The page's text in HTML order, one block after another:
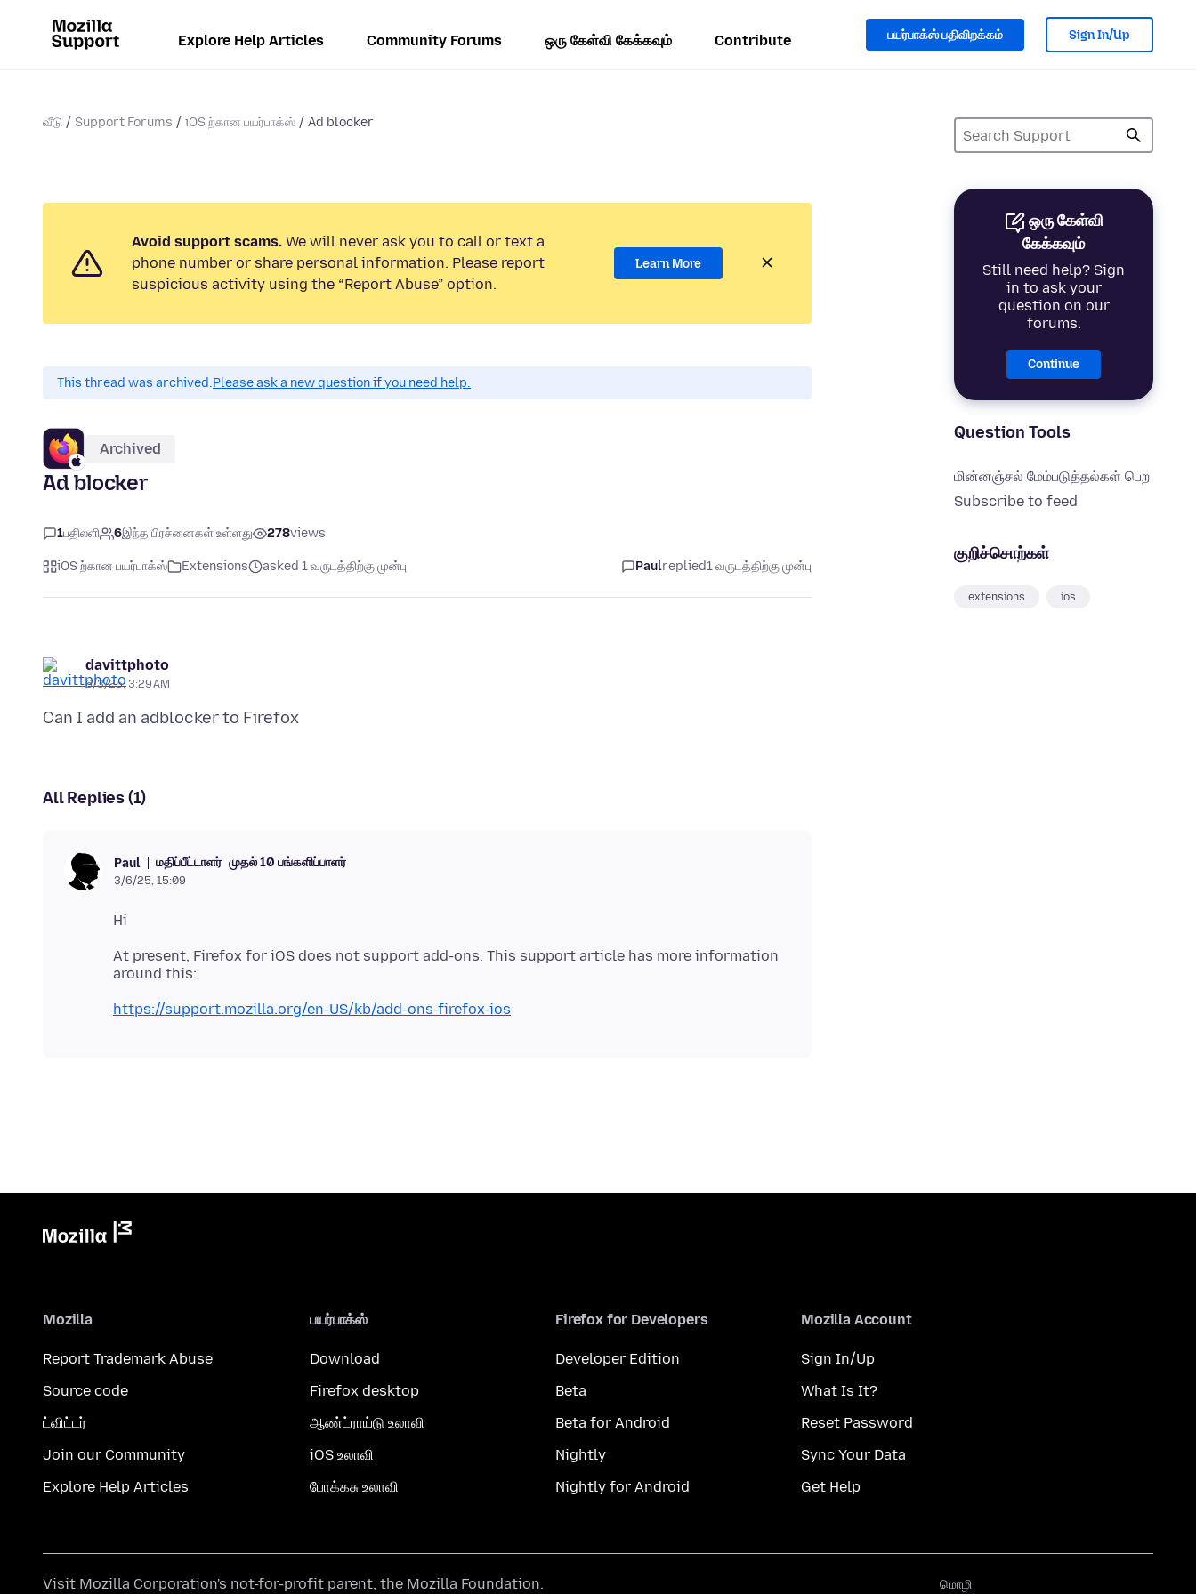
Explore Help Articles Community Forums ஒரு கேள்வி கேக்கவும் Contribute பயர்பாக்ஸ் பதிவிறக்கம் Sign In/Up
வீடு Support Forums iOS ற்கான பயர்பாக்ஸ் Ad blocker
ஒரு கேள்வி
கேக்கவும்
Still need help? Sign
in to ask your
question on our
forums.
Continue
Question Tools
மின்னஞ்சல் மேம்படுத்தல்கள் பெற
Subscribe to feed
குறிச்சொற்கள்
extensions ios
Avoid support scams. We will never ask you to call or text a
phone number or share personal information. Please report
suspicious activity using the “Report Abuse” option.
Learn More
This thread was archived.Please ask a new question if you need help.
Archived
Ad blocker
1பதிலளி 6இந்த பிரச்னைகள் உள்ளது 278views
iOS ற்கான பயர்பாக்ஸ் Extensions asked 1 வருடத்திற்கு முன்பு Paulreplied1 வருடத்திற்கு முன்பு
davittphoto
6/3/25, 3:29 AM
All Replies (1)
Paul மதிப்பீட்டாளர் முதல் 10 பங்களிப்பாளர்
3/6/25, 15:09
At present, Firefox for iOS does not support add-ons. This support article has more information
https://support.mozilla.org/en-US/kb/add-ons-firefox-ios
Mozilla
Report Trademark Abuse
Source code
ட்விட்டர்
Join our Community
Explore Help Articles
பயர்பாக்ஸ்
Download
Firefox desktop
ஆண்ட்ராய்டு உலாவி
iOS உலாவி
போக்கசு உலாவி
Firefox for Developers
Developer Edition
Beta
Beta for Android
Nightly
Nightly for Android
Mozilla Account
Sign In/Up
What Is It?
Reset Password
Sync Your Data
Get Help
மொழி
Visit Mozilla Corporation's not-for-profit parent, the Mozilla Foundation.